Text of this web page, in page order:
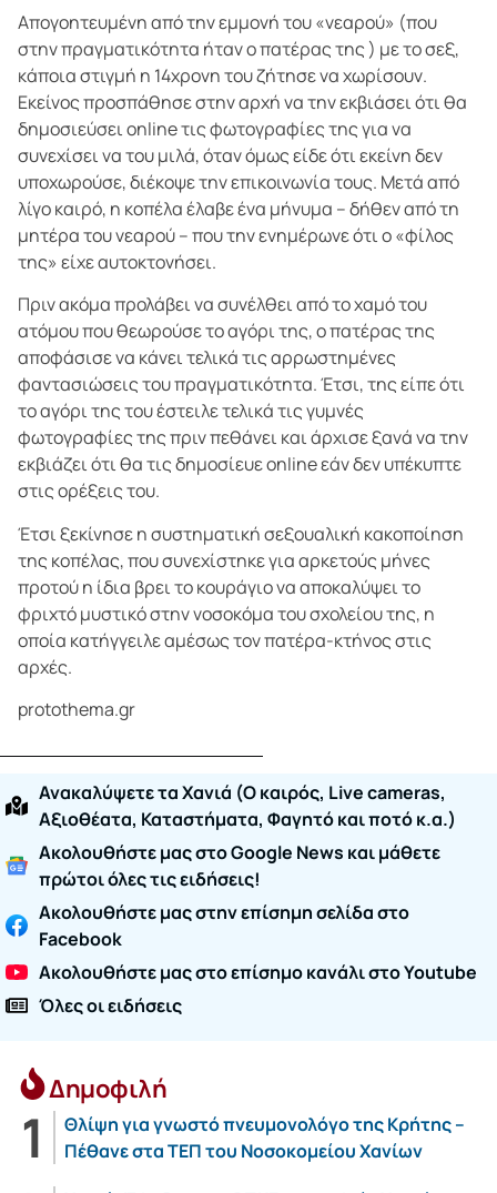
Απογοητευμένη από την εμμονή του «νεαρού» (που
στην πραγματικότητα ήταν ο πατέρας της ) με το σεξ,
κάποια στιγμή η 14χρονη του ζήτησε να χωρίσουν.
Εκείνος προσπάθησε στην αρχή να την εκβιάσει ότι θα
δημοσιεύσει online τις φωτογραφίες της για να
συνεχίσει να του μιλά, όταν όμως είδε ότι εκείνη δεν
υποχωρούσε, διέκοψε την επικοινωνία τους. Μετά από
λίγο καιρό, η κοπέλα έλαβε ένα μήνυμα – δήθεν από τη
μητέρα του νεαρού – που την ενημέρωνε ότι ο «φίλος
της» είχε αυτοκτονήσει.
Πριν ακόμα προλάβει να συνέλθει από το χαμό του
ατόμου που θεωρούσε το αγόρι της, ο πατέρας της
αποφάσισε να κάνει τελικά τις αρρωστημένες
φαντασιώσεις του πραγματικότητα. Έτσι, της είπε ότι
το αγόρι της του έστειλε τελικά τις γυμνές
φωτογραφίες της πριν πεθάνει και άρχισε ξανά να την
εκβιάζει ότι θα τις δημοσίευε online εάν δεν υπέκυπτε
στις ορέξεις του.
Έτσι ξεκίνησε η συστηματική σεξουαλική κακοποίηση
της κοπέλας, που συνεχίστηκε για αρκετούς μήνες
προτού η ίδια βρει το κουράγιο να αποκαλύψει το
φριχτό μυστικό στην νοσοκόμα του σχολείου της, η
οποία κατήγγειλε αμέσως τον πατέρα-κτήνος στις
αρχές.
protothema.gr
Ανακαλύψετε τα Χανιά (O καιρός, Live cameras,
Αξιοθέατα, Καταστήματα, Φαγητό και ποτό κ.α.)
Ακολουθήστε μας στο Google News και μάθετε
πρώτοι όλες τις ειδήσεις!
Ακολουθήστε μας στην επίσημη σελίδα στο
Facebook
Ακολουθήστε μας στο επίσημο κανάλι στο Youtube
Όλες οι ειδήσεις
Δημοφιλή
Θλίψη για γνωστό πνευμονολόγο της Κρήτης –
Πέθανε στα ΤΕΠ του Νοσοκομείου Χανίων